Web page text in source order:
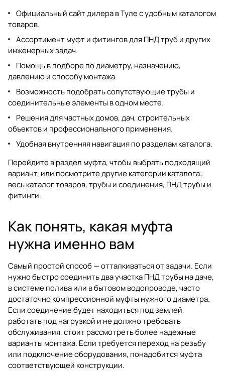
Официальный сайт дилера в Туле с удобным каталогом
товаров.
Ассортимент муфт и фитингов для ПНД труб и других
инженерных задач.
Помощь в подборе по диаметру, назначению,
давлению и способу монтажа.
Возможность подобрать сопутствующие трубы и
соединительные элементы в одном месте.
Решения для частных домов, дач, строительных
объектов и профессионального применения.
Удобная внутренняя навигация по разделам каталога.
Перейдите в раздел муфта, чтобы выбрать подходящий
вариант, или посмотрите другие категории каталога:
весь каталог товаров,трубы и соединения, ПНД трубы и
фитинги.
Как понять, какая муфта
нужна именно вам
Самый простой способ — отталкиваться от задачи. Если
нужно быстро соединить два участка ПНД трубы на даче,
в системе полива или в бытовом водопроводе, часто
достаточно компрессионной муфты нужного диаметра.
Если соединение будет находиться под землей,
работать под нагрузкой и не должно требовать
обслуживания, стоит рассмотреть более надежные
варианты монтажа. Если требуется переход на резьбу
или подключение оборудования, понадобится муфта
соответствующей конструкции.